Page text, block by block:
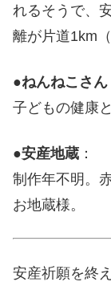
れるそうで、
離が片道1km
●ねんねこさん
子どもの健康
●安産地蔵 ：
制作年不明。
お地蔵様。
安産祈願を終